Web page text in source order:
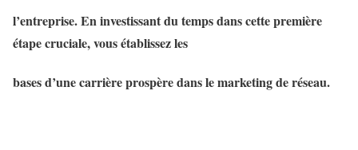
l’entreprise. En investissant du temps dans cette première
étape cruciale, vous établissez les
bases d’une carrière prospère dans le marketing de réseau.